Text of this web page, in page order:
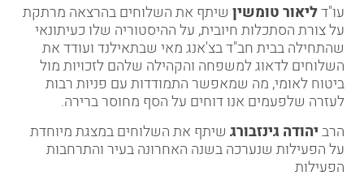
עו"דליאור טומשיןשיתף את השלוחים בהרצאה מרתקת
על צורת הסתכלות חיובית, על ההיסטוריה שלו כעיתונאי
שהתחילה בבית חב"ד בצ'אנג מאי שבתאילנד ועודד את
השלוחים לדאוג למשפחה והקהילה שלהם לזכויות מול
ביטוח לאומי, מה שמאפשר התמודדות עם פניות רבות
לעזרה שלפעמים אנו דוחים על הסף מחוסר ברירה.
הרביהודה גינזבורגשיתף את השלוחים במצגת מיוחדת
על הפעילות שנערכה בשנה האחרונה בעיר והתרחבות
הפעילות